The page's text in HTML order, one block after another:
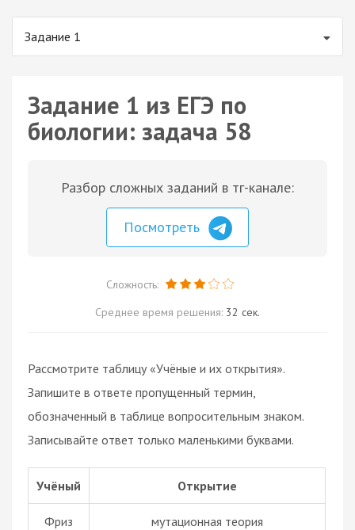
Задание 1
Задание 1 из ЕГЭ по
биологии: задача 58
Разбор сложных заданий в тг-канале:
Посмотреть
Сложность:
Среднее время решения: 32 сек.
Рассмотрите таблицу «Учёные и их открытия».
Запишите в ответе пропущенный термин,
обозначенный в таблице вопросительным знаком.
Записывайте ответ только маленькими буквами.
Учёный Открытие
Фриз мутационная теория